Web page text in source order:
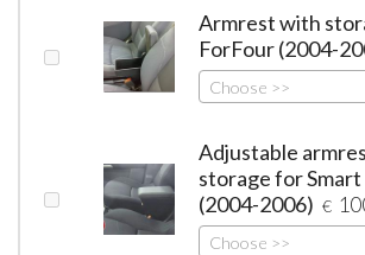
Armrest with
ForFour (2004-
Choose >>
Adjustable
storage for
(2004-2006) €
Choose >>